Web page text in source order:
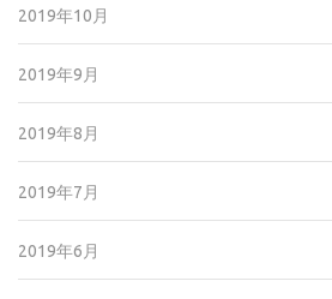
2019年10月
2019年9月
2019年8月
2019年7月
2019年6月